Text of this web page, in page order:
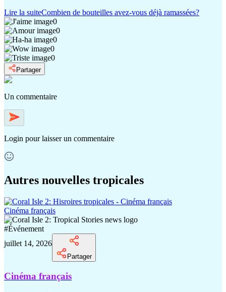
Lire la suiteCombien de bouteilles avez-vous déjà ramassées?
0
0
0
0
0
Partager
Un commentaire
Login pour laisser un commentaire
Autres nouvelles tropicales
Cinéma français
#Événement
juillet 14, 2026
Partager
Cinéma français